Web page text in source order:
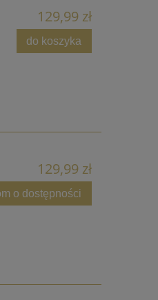
129,99 zł
do koszyka
129,99 zł
o dostępności